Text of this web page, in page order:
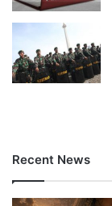
Recent News